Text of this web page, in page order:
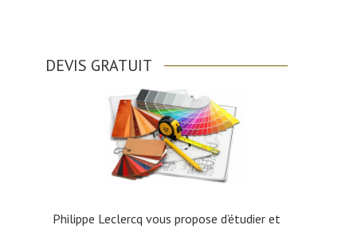
DEVIS GRATUIT
Philippe Leclercq vous propose d’étudier et